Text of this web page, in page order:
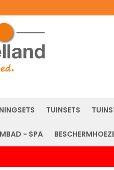
TUINSETS
- SPA